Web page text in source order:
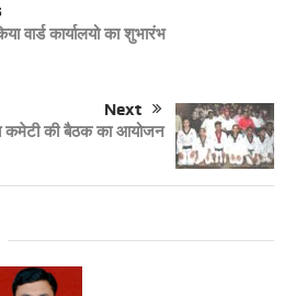
वार्ड कार्यालयो का शुभारंभ
Next
कमेटी की बैठक का आयोजन